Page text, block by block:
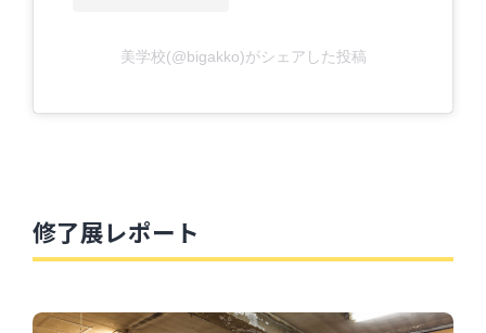
美学校(@bigakko)がシェアした投稿
修了展レポート